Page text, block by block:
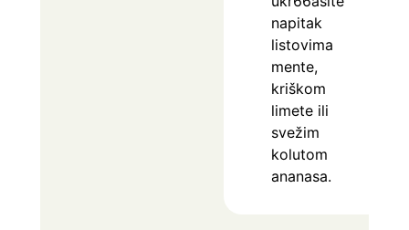
napitak
listovima
mente,
kriškom
limete ili
svežim
kolutom
ananasa.